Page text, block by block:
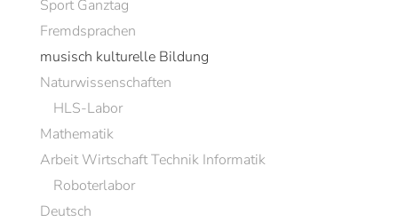
Sport Ganztag
Fremdsprachen
musisch kulturelle Bildung
Naturwissenschaften
HLS-Labor
Mathematik
Arbeit Wirtschaft Technik Informatik
Roboterlabor
Deutsch